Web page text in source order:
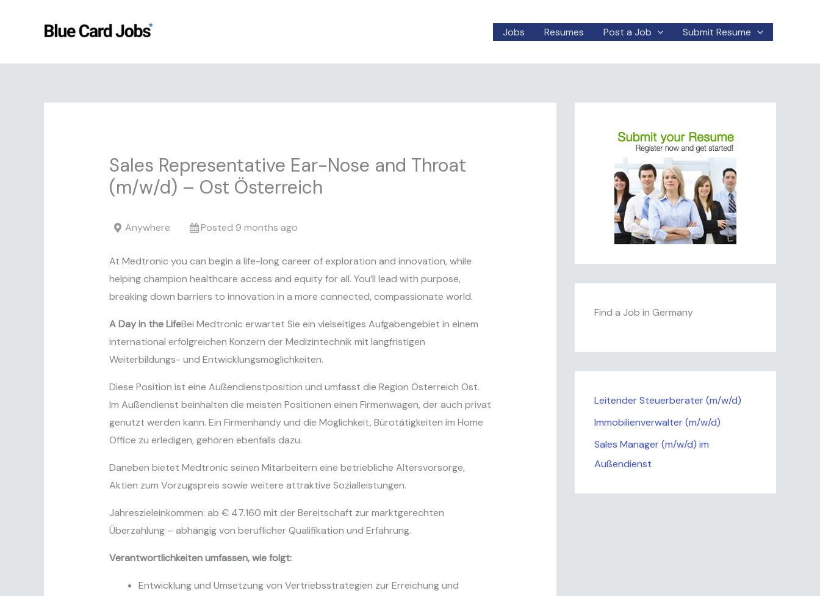
Jobs Resumes Post a Job Submit Resume
Sales Representative Ear-Nose and Throat
(m/w/d) – Ost Österreich
Anywhere Posted 9 months ago
At Medtronic you can begin a life-long career of exploration and innovation, while
helping champion healthcare access and equity for all. You’ll lead with purpose,
breaking down barriers to innovation in a more connected, compassionate world.
A Day in the LifeBei Medtronic erwartet Sie ein vielseitiges Aufgabengebiet in einem
international erfolgreichen Konzern der Medizintechnik mit langfristigen
Weiterbildungs- und Entwicklungsmöglichkeiten.
Diese Position ist eine Außendienstposition und umfasst die Region Österreich Ost.
Im Außendienst beinhalten die meisten Positionen einen Firmenwagen, der auch privat
genutzt werden kann. Ein Firmenhandy und die Möglichkeit, Bürotätigkeiten im Home
Office zu erledigen, gehören ebenfalls dazu.
Daneben bietet Medtronic seinen Mitarbeitern eine betriebliche Altersvorsorge,
Aktien zum Vorzugspreis sowie weitere attraktive Sozialleistungen.
Jahreszieleinkommen: ab € 47.160 mit der Bereitschaft zur marktgerechten
Überzahlung – abhängig von beruflicher Qualifikation und Erfahrung.
Verantwortlichkeiten umfassen, wie folgt:
Entwicklung und Umsetzung von Vertriebsstrategien zur Erreichung und
Find a Job in Germany
Leitender Steuerberater (m/w/d)
Immobilienverwalter (m/w/d)
Sales Manager (m/w/d) im
Außendienst